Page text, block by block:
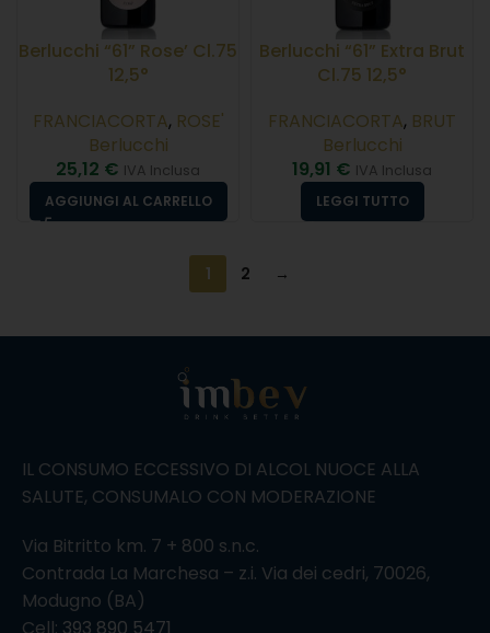
Berlucchi “61” Rose’ Cl.75
12,5°
FRANCIACORTA, ROSE'
Berlucchi
25,12 € IVA Inclusa
AGGIUNGI AL CARRELLO
Berlucchi “61” Extra Brut
Cl.75 12,5°
FRANCIACORTA, BRUT
Berlucchi
19,91 € IVA Inclusa
LEGGI TUTTO
1 2 →
IL CONSUMO ECCESSIVO DI ALCOL NUOCE ALLA
SALUTE, CONSUMALO CON MODERAZIONE
Via Bitritto km. 7 + 800 s.n.c.
Contrada La Marchesa – z.i. Via dei cedri, 70026,
Modugno (BA)